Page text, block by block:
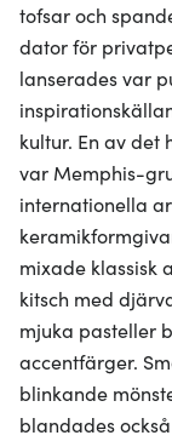
tofsar och
dator för
lanserades var
kultur. En av
var Memphis-
internationella
mixade klassisk
kitsch med
mjuka pasteller
accentfärger.
blinkande
blandades